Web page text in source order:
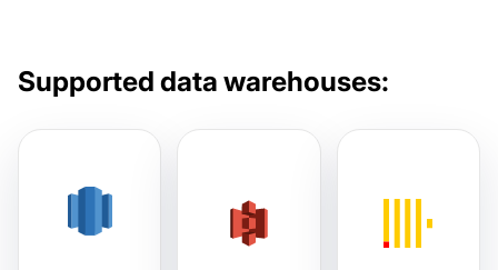
Supported data warehouses: